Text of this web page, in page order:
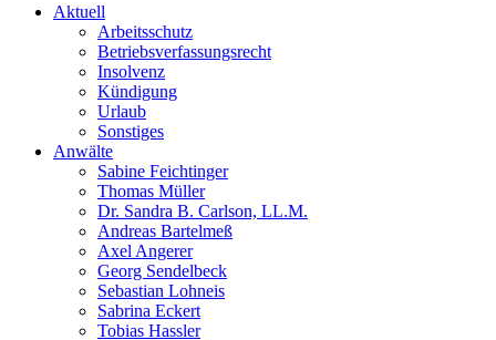
Aktuell
Arbeitsschutz
Betriebsverfassungsrecht
Insolvenz
Kündigung
Urlaub
Sonstiges
Anwälte
Sabine Feichtinger
Thomas Müller
Dr. Sandra B. Carlson, LL.M.
Andreas Bartelmeß
Axel Angerer
Georg Sendelbeck
Sebastian Lohneis
Sabrina Eckert
Tobias Hassler